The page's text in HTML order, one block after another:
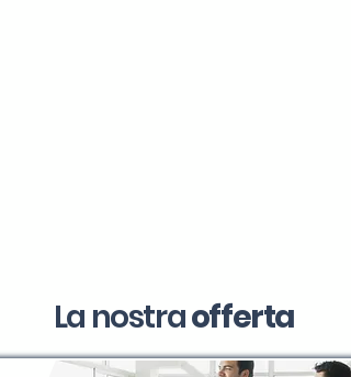
La nostraofferta